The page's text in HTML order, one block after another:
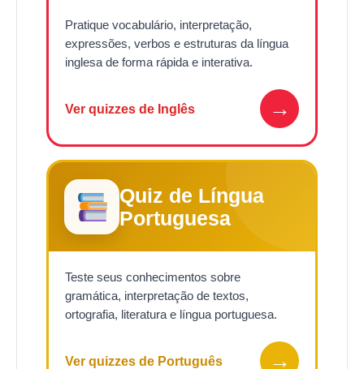
Pratique vocabulário, interpretação,
expressões, verbos e estruturas da língua
inglesa de forma rápida e interativa.
Ver quizzes de Inglês →
Quiz de Língua
Portuguesa
Teste seus conhecimentos sobre
gramática, interpretação de textos,
ortografia, literatura e língua portuguesa.
Ver quizzes de Português →